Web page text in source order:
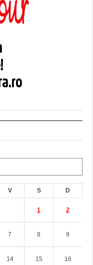
V S D
1 2
7 8 9
14 15 16